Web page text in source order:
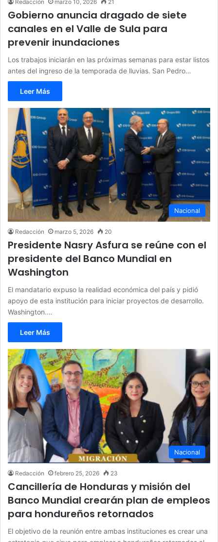
Redacción marzo 10, 2026 21
Gobierno anuncia dragado de siete
canales en el Valle de Sula para
prevenir inundaciones
Los trabajos iniciarán en las próximas semanas para estar listos
antes del ingreso de la temporada de lluvias. San Pedro…
Leer Más
Nacional
Redacción marzo 5, 2026 20
Presidente Nasry Asfura se reúne con el
presidente del Banco Mundial en
Washington
El mandatario expuso la realidad económica del país y pidió
apoyo de esta institución para iniciar proyectos de desarrollo.
Washington.…
Leer Más
Nacional
Redacción febrero 25, 2026 23
Cancillería de Honduras y misión del
Banco Mundial crearán plan de empleos
para hondureños retornados
El objetivo de la reunión entre ambas instituciones es crear una